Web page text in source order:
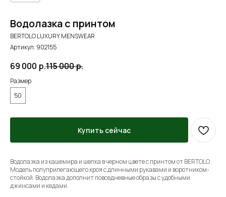
Водолазка с принтом
BERTOLO LUXURY MENSWEAR
Артикул:902155
69 000 р.115 000р.
Размер
50
Купить сейчас
Водолазка из кашемира и шелка в черном цвете с принтом от BERTOLO.
Модель полуприлегающего кроя с длинными рукавами и воротником-
стойкой. Водолазка дополнит повседневные образы с удобными
джинсами и кедами.